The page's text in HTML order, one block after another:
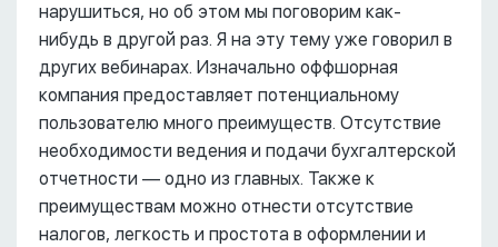
нарушиться, но об этом мы поговорим как-
нибудь в другой раз. Я на эту тему уже говорил в
других вебинарах. Изначально оффшорная
компания предоставляет потенциальному
пользователю много преимуществ. Отсутствие
необходимости ведения и подачи бухгалтерской
отчетности –– одно из главных. Также к
преимуществам можно отнести отсутствие
налогов, легкость и простота в оформлении и